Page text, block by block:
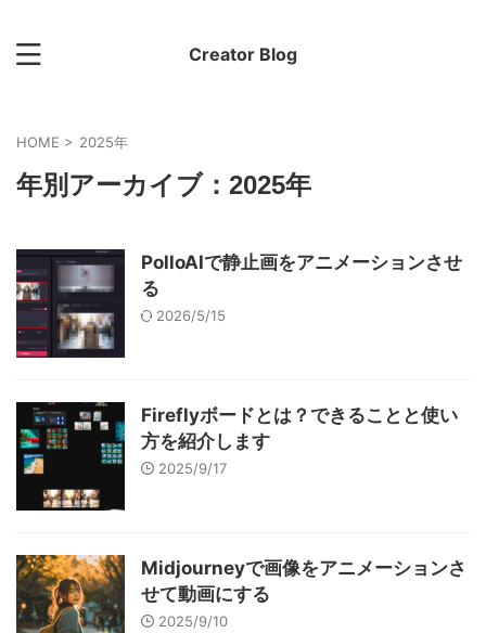
Creator Blog
HOME > 2025年
年別アーカイブ：2025年
PolloAIで静止画をアニメーションさせ
る
2026/5/15
Fireflyボードとは？できることと使い
方を紹介します
2025/9/17
Midjourneyで画像をアニメーションさ
せて動画にする
2025/9/10